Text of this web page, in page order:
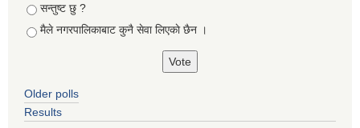
सन्तुष्ट छु ?
मैले नगरपालिकाबाट कुनै सेवा लिएकाे छैन ।
Older polls
Results